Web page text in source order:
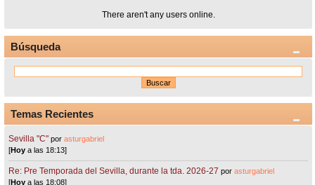
There aren't any users online.
Búsqueda
Temas Recientes
Sevilla "C"porasturgabriel
[Hoy a las 18:13]
Re: Pre Temporada del Sevilla, durante la tda. 2026-27 porasturgabriel
[Hoy a las 18:08]